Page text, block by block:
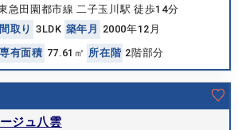
急田園都市線 二子玉川駅 徒歩14分
間 取 り 3LDK 築年 月
2000年12月
専有面積 77.61㎡ 所在 階 2階部分
ジュ八雲